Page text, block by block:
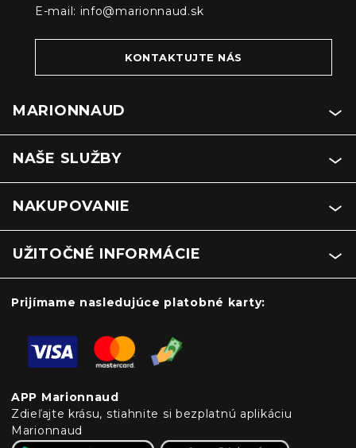
E-mail: info@marionnaud.sk
KONTAKTUJTE NÁS
MARIONNAUD
NAŠE SLUŽBY
NAKUPOVANIE
UŽITOČNÉ INFORMÁCIE
Prijímame nasledujúce platobné karty:
APP Marionnaud
Zdieľajte krásu, stiahnite si bezplatnú aplikáciu
Marionnaud